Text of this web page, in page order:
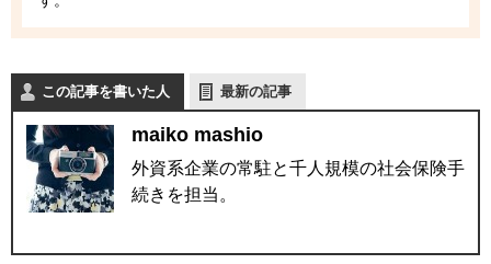
この記事を書いた人 最新の記事
maiko mashio
外資系企業の常駐と千人規模の社会保険手
続きを担当。